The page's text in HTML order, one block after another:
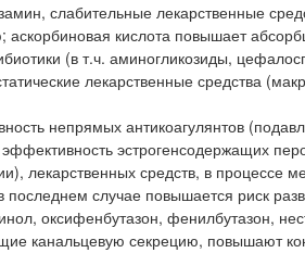
слабительные лекарственные
кислота повышает
(в т.ч. аминогликозиды,
лекарственные средства
непрямых антикоагулянтов
эстрогенсодержащих
лекарственных средств, в процессе
последнем случае повышается риск
оксифенбутазон, фенилбутазон,
канальцевую секрецию, повышают